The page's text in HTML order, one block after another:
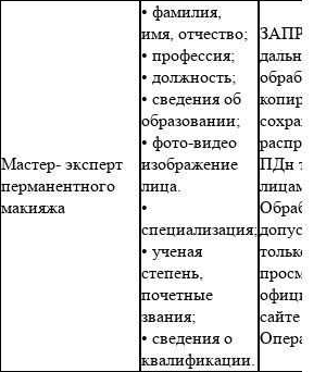
Мастер- эксперт
перманентного
макияжа
• фамилия,
имя, отчество;
• профессия;
• должность;
• сведения об
образовании;
• фото-видео
изображение
лица.
•
специализация;
• ученая
степень,
почетные
звания;
• сведения о
квалификации.
ЗАПРЕТ
ПДн
лицами.
только
сайте